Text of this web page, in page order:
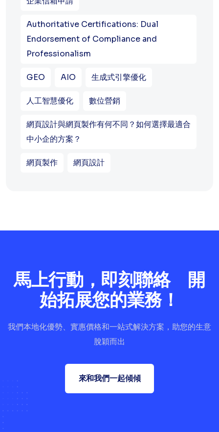
Authoritative Certifications: Dual
Endorsement of Compliance and
Professionalism
GEO AIO 生成式引擎優化
人工智慧優化 數位營銷
網頁設計與網頁製作有何不同？如何選擇最適合
中小企的方案？
網頁製作 網頁設計
馬上行動，即刻聯絡 開
始拓展您的業務！
我們本地化優勢、實惠價格和一站式解決方案，助您的生意
脫穎而出
來和我們一起傾傾